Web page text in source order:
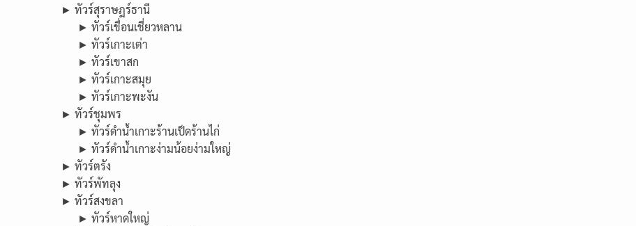
► ทัวร์สุราษฎร์ธานี
► ทัวร์เขื่อนเชี่ยวหลาน
► ทัวร์เกาะเต่า
► ทัวร์เขาสก
► ทัวร์เกาะสมุย
► ทัวร์เกาะพะงัน
► ทัวร์ชุมพร
► ทัวร์ดำน้ำเกาะร้านเป็ดร้านไก่
► ทัวร์ดำน้ำเกาะง่ามน้อยง่ามใหญ่
► ทัวร์ตรัง
► ทัวร์พัทลุง
► ทัวร์สงขลา
► ทัวร์หาดใหญ่